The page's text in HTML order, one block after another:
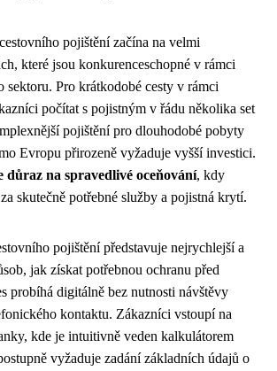
pojištění začína na velmi
které jsou konkurenceschopné v rámci
sektoru. Pro krátkodobé cesty v rámci
počítat s pojistným v řádu několika set
pojištění pro dlouhodobé pobyty
Evropu přirozeně vyžaduje vyšší investici.
důraz na spravedlivé oceňování, kdy
skutečně potřebné služby a pojistná krytí.
pojištění představuje nejrychlejší a
jak získat potřebnou ochranu před
probíhá digitálně bez nutnosti návštěvy
kontaktu. Zákazníci vstoupí na
kde je intuitivně veden kalkulátorem
vyžaduje zadání základních údajů o